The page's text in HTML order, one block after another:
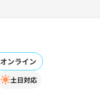
オンライン
土日対応